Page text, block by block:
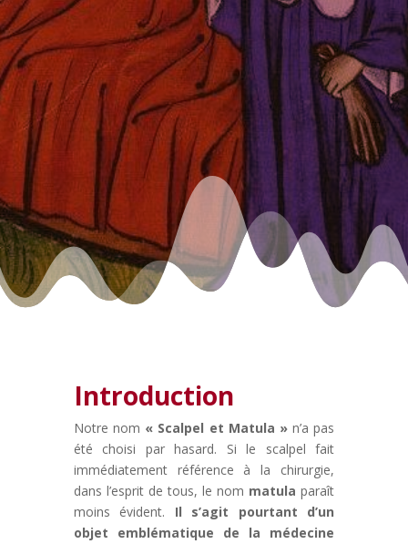
Introduction
Notre nom « Scalpel et Matula »n’a pas
été choisi par hasard. Si le scalpel fait
immédiatement référence à la chirurgie,
dans l’esprit de tous, le nom matula paraît
moins évident. Il s’agit pourtant d’un
objet emblématique de la médecine